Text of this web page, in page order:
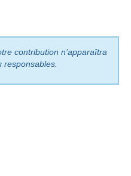
contribution n’apparaîtra
responsables.